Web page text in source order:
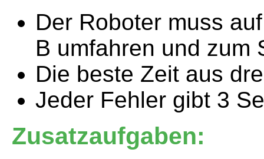
Der Roboter muss
B umfahren und zum
Die beste Zeit aus
Jeder Fehler gibt 3
Zusatzaufgaben: